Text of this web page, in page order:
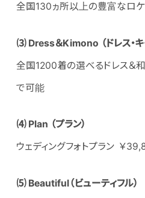
全国130ヵ所以上の豊富なロケ
⑶ Dress＆Kimono （ドレス・キ
全国1200着の選べるドレス＆
で可能
⑷ Plan （プラン）
ウェディングフォトプラン ￥
⑸ Beautiful（ビューティフル）